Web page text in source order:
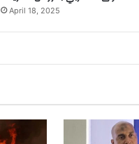
April 18, 2025